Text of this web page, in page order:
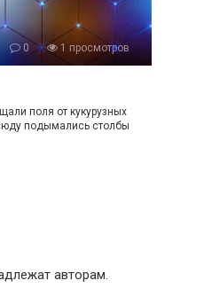
0 1 просмотров
поля от кукурузных
подымались столбы
авторам.